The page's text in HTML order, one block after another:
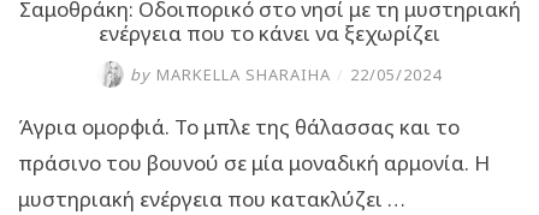
Σαμοθράκη: Οδοιπορικό στο νησί με τη μυστηριακή
ενέργεια που το κάνει να ξεχωρίζει
by MARKELLA SHARAIHA / 22/05/2024
Άγρια ομορφιά. Το μπλε της θάλασσας και το
πράσινο του βουνού σε μία μοναδική αρμονία. Η
μυστηριακή ενέργεια που κατακλύζει …